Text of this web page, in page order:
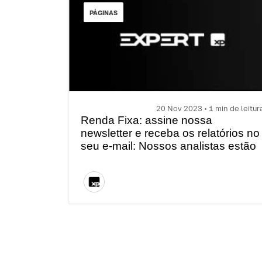
PÁGINAS
20 Nov 2023 • 1 min de
Renda Fixa: assine nossa
newsletter e receba os relatórios no
seu e-mail: Nossos analistas estão
mercado. Assine nossa newsletter e
acompanhe as melhores